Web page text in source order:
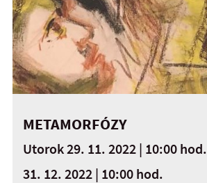
METAMORFÓZY
Utorok 29. 11. 2022 | 10:00 hod.
31. 12. 2022 | 10:00 hod.